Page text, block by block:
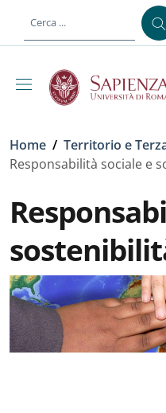
al contenuto
Briciole di pane
Home / Territorio e
Responsabilità sociale e